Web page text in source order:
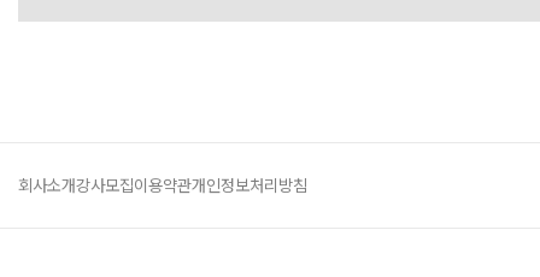
회사소개강사모집이용약관개인정보처리방침